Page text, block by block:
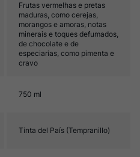
Frutas vermelhas e pretas
maduras, como cerejas,
morangos e amoras, notas
minerais e toques defumados,
de chocolate e de
especiarias, como pimenta e
cravo
750 ml
Tinta del País (Tempranillo)